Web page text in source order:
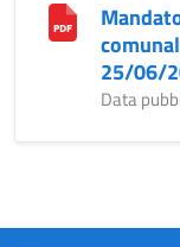
25/06/
Data